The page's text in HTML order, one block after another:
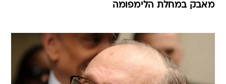
מאבק במחלת הלימפומה